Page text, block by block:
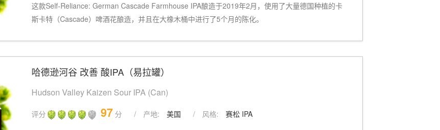
这款Self-Reliance: German Cascade Farmhouse IPA酿造于2019年2月，使用了大量德国种植的卡
斯卡特（Cascade）啤酒花酿造，并且在大橡木桶中进行了5个月的陈化。
哈德逊河谷 改善 酸IPA（易拉罐）
Hudson Valley Kaizen Sour IPA (Can)
评分 97 分 / 产地: 美国 / 风格: 赛松 IPA